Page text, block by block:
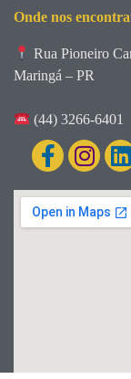
Onde nos
Rua Pioneiro
Maringá – PR
(44) 3266-6401